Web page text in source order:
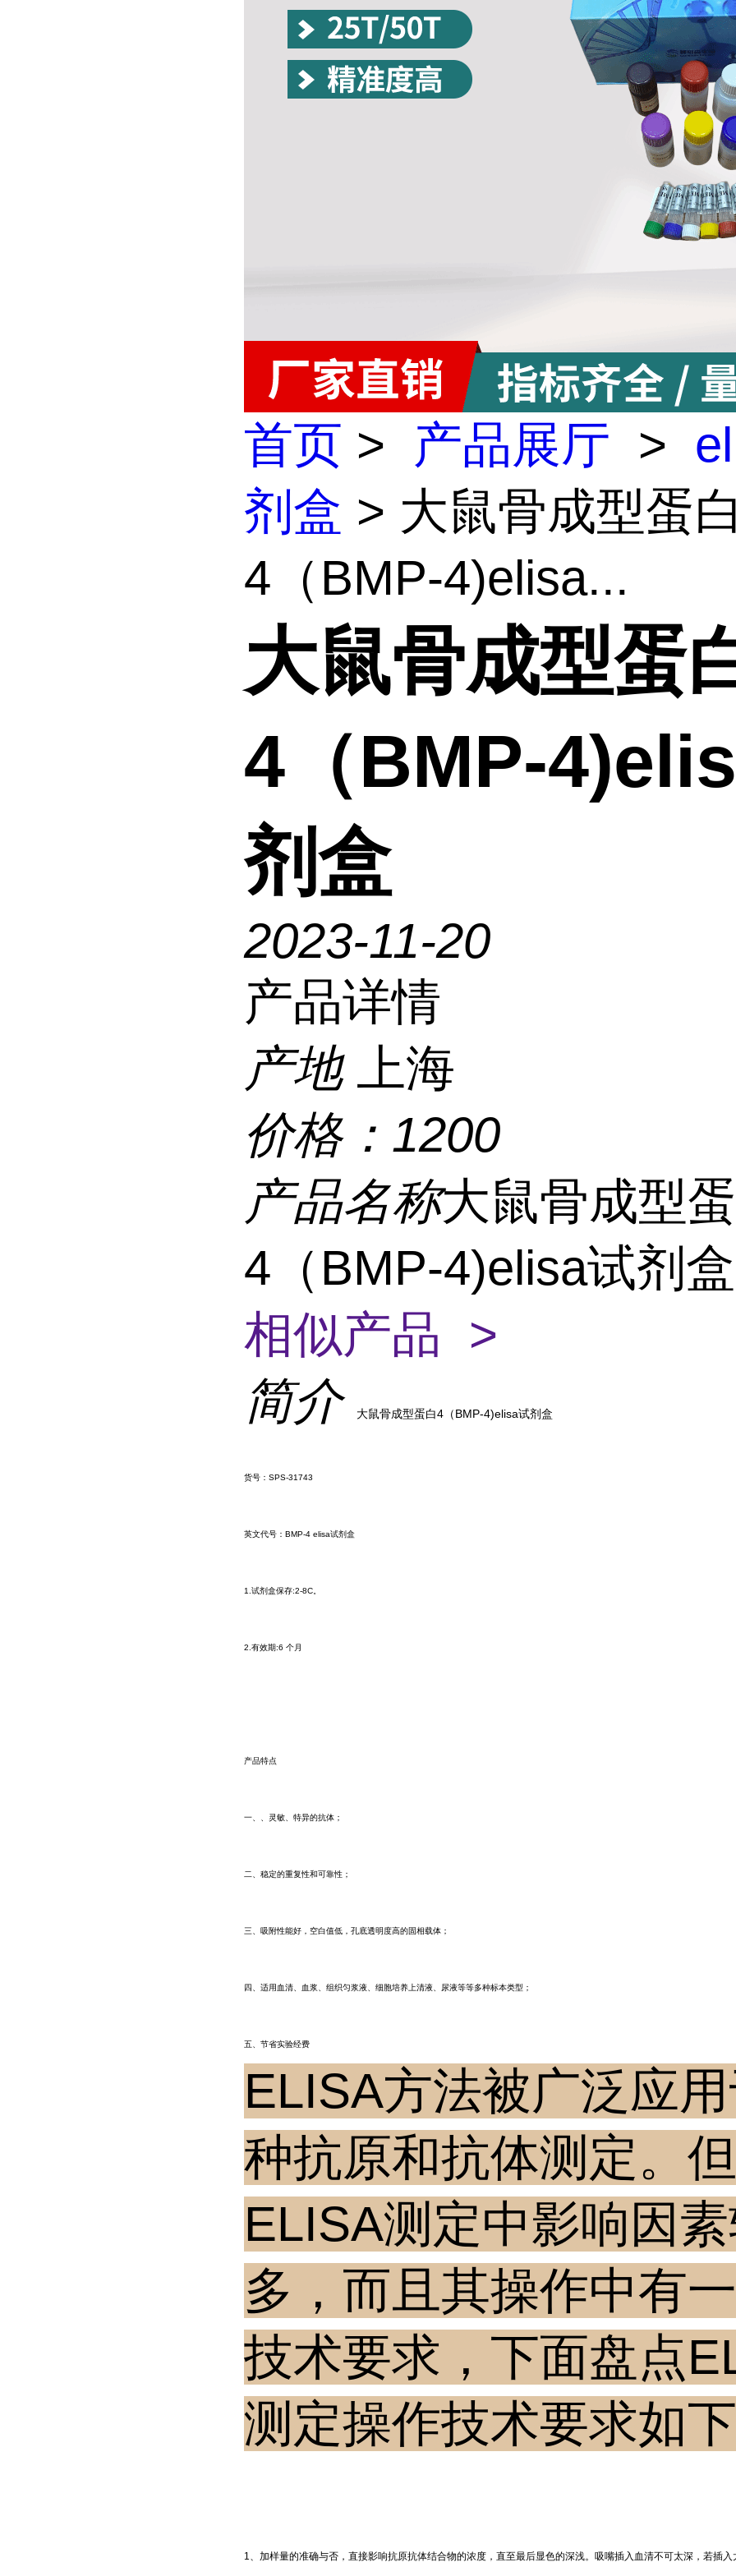
首页 > 产品展厅 >
剂盒 > 大鼠骨成型蛋
4（BMP-4)elisa...
大鼠骨成型蛋
4（BMP-
剂盒
2023-11-20
产品详情
产地 上海
价格： 1200
产品名称大鼠骨成型
4（BMP-4)elisa试剂
相似产品 >
简介
大鼠骨成型蛋白4（BMP-4)elisa试剂盒
货号：SPS-31743
英文代号：BMP-4 elisa试剂盒
1.试剂盒保存:2-8C。
2.有效期:6 个月
产品特点
一、、灵敏、特异的抗体；
二、稳定的重复性和可靠性；
三、吸附性能好，空白值低，孔底透明度高的固相载体；
四、适用血清、血浆、组织匀浆液、细胞培养上清液、尿液等等多种标本类型；
五、节省实验经费
ELISA方法被广泛应
种抗原和抗体测定。但
ELISA测定中影响因
多，而且其操作中有
技术要求，下面盘点
测定操作技术要求如
1、加样量的准确与否，直接影响抗原抗体结合物的浓度，直至最后显色的深浅。吸嘴插入血清不可太深，若插